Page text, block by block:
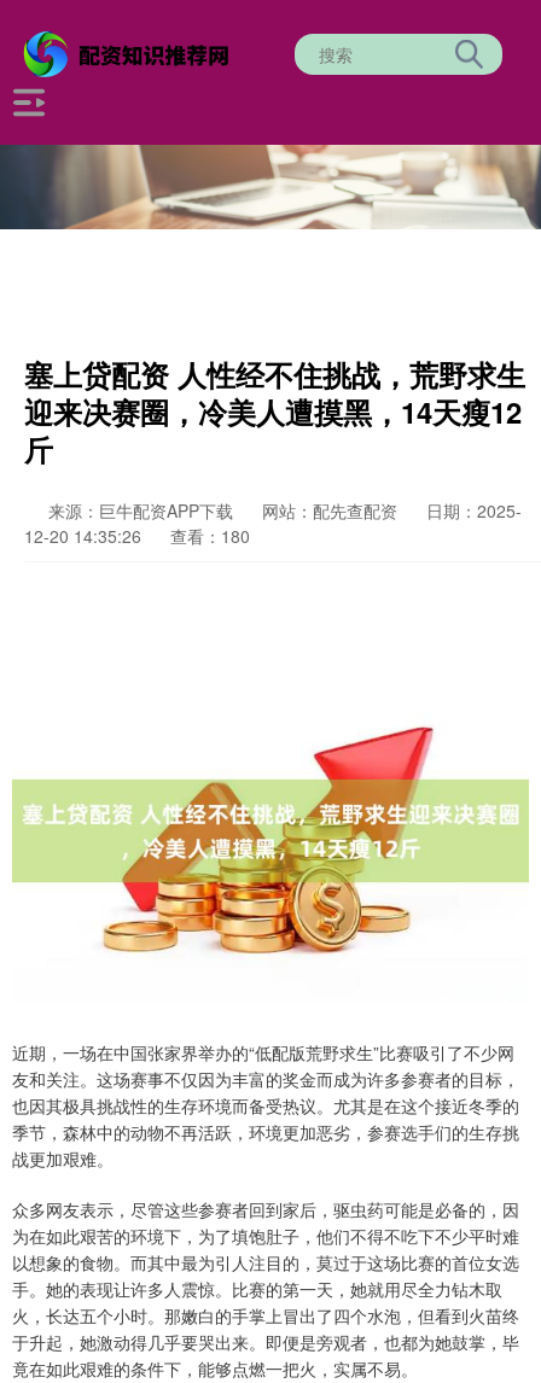
塞上贷配资 人性经不住挑战，荒野求生
迎来决赛圈，冷美人遭摸黑，14天瘦12
斤
来源：巨牛配资APP下载 网站：配先查配资
日期：2025-
12-20 14:35:26
查看：180
近期，一场在中国张家界举办的“低配版荒野求生”比赛吸引了不少网
友和关注。这场赛事不仅因为丰富的奖金而成为许多参赛者的目标，
也因其极具挑战性的生存环境而备受热议。尤其是在这个接近冬季的
季节，森林中的动物不再活跃，环境更加恶劣，参赛选手们的生存挑
战更加艰难。
众多网友表示，尽管这些参赛者回到家后，驱虫药可能是必备的，因
为在如此艰苦的环境下，为了填饱肚子，他们不得不吃下不少平时难
以想象的食物。而其中最为引人注目的，莫过于这场比赛的首位女选
手。她的表现让许多人震惊。比赛的第一天，她就用尽全力钻木取
火，长达五个小时。那嫩白的手掌上冒出了四个水泡，但看到火苗终
于升起，她激动得几乎要哭出来。即便是旁观者，也都为她鼓掌，毕
竟在如此艰难的条件下，能够点燃一把火，实属不易。